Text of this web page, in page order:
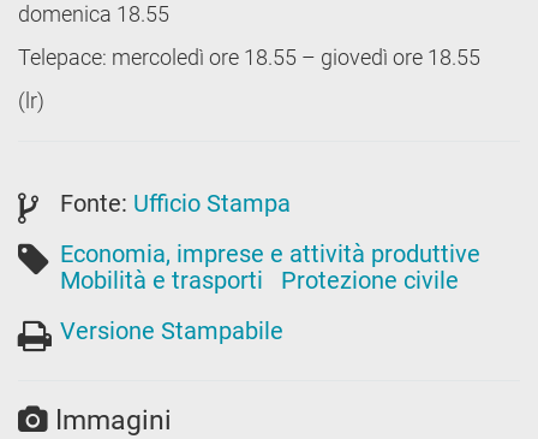
domenica 18.55
Telepace: mercoledì ore 18.55 – giovedì ore 18.55
(lr)
Fonte: Ufficio Stampa
Economia, imprese e attività produttive
Mobilità e trasporti
Protezione civile
Versione Stampabile
Immagini